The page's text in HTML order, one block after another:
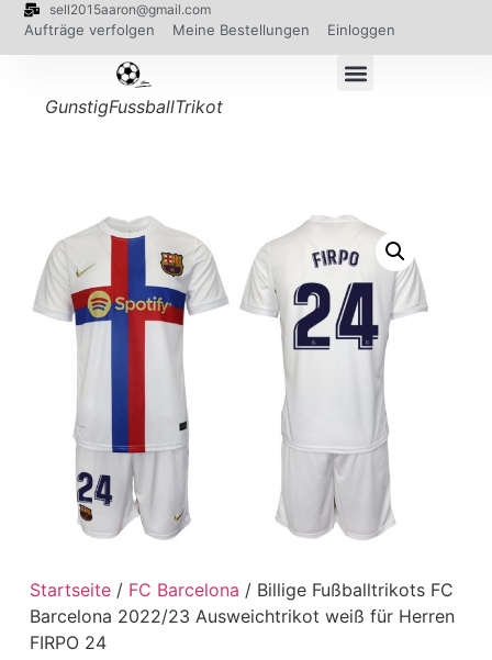
sell2015aaron@gmail.com
Aufträge verfolgen Meine Bestellungen Einloggen
GunstigFussballTrikot
Startseite/ FC Barcelona / Billige Fußballtrikots FC
Barcelona 2022/23 Ausweichtrikot weiß für Herren
FIRPO 24